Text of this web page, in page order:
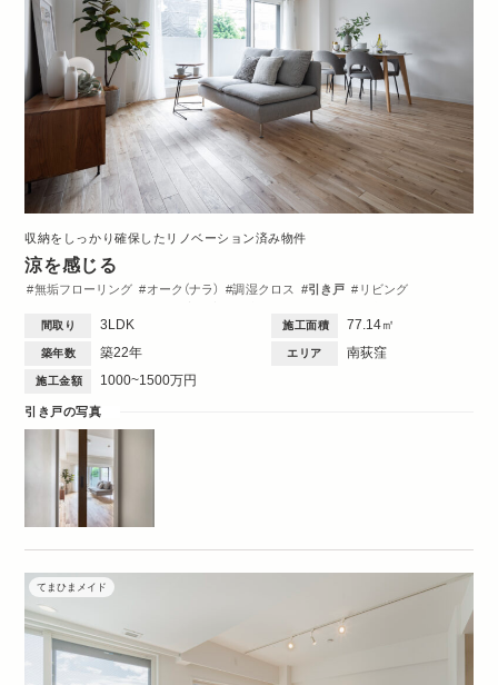
収納をしっかり確保したリノベーション済み物件
涼を感じる
無垢フローリング オーク（ナラ） 調湿クロス 引き戸
リビング
トイレ・バス
間取図
間取り 3LDK 施工面積 77.14㎡
築年数 築22年 エリア 南荻窪
施工金額 1000~1500万円
引き戸の写真
てまひまメイド